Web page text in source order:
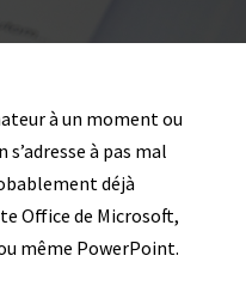
à un moment ou
à pas mal
déjà
Office de Microsoft,
même PowerPoint.